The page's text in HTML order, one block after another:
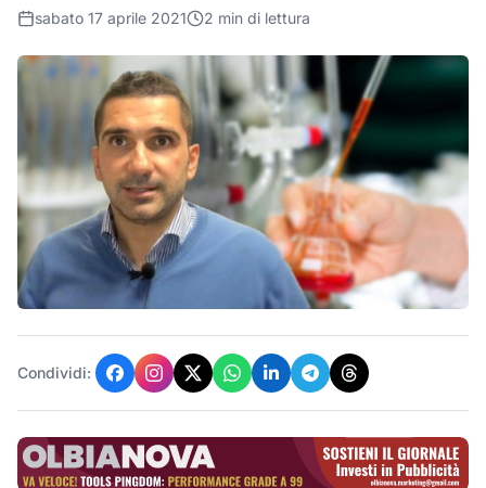
sabato 17 aprile 2021 2 min di lettura
Condividi: